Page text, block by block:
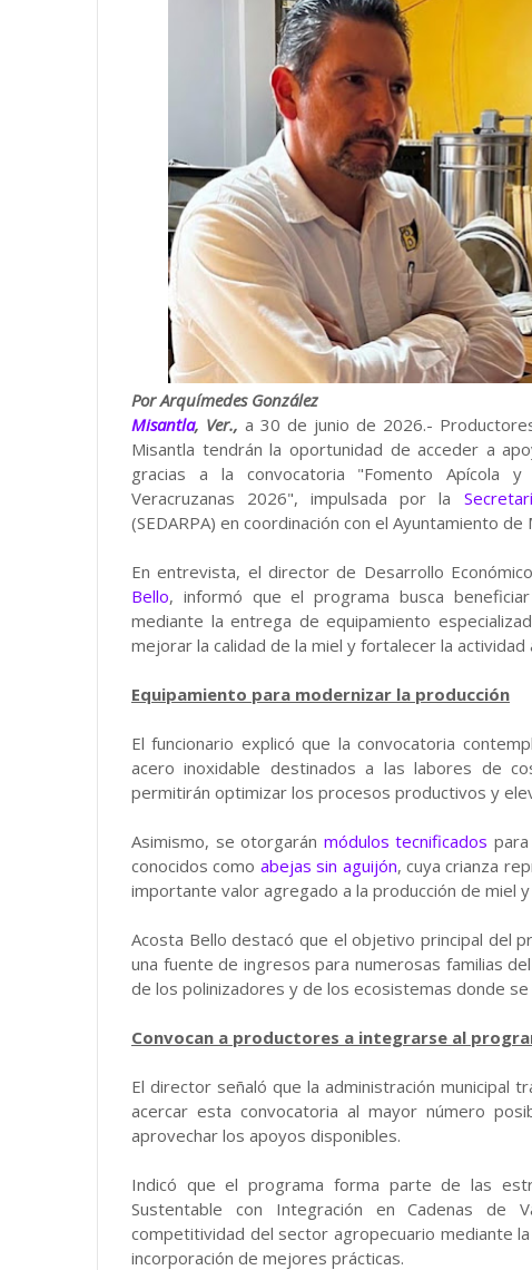
Por Arquímedes González
Misantla, Ver., a 30 de junio de 2026.-
Misantla tendrán la oportunidad de acceder a
gracias a la convocatoria "Fomento Apícola
Veracruzanas 2026", impulsada por la
(SEDARPA) en coordinación con el Ayuntamiento de
En entrevista, el director de Desarrollo
Bello, informó que el programa busca
mediante la entrega de equipamiento
mejorar la calidad de la miel y fortalecer la actividad
Equipamiento para modernizar la producción
El funcionario explicó que la convocatoria
acero inoxidable destinados a las labores de
permitirán optimizar los procesos productivos y
Asimismo, se otorgarán módulos tecnificados
conocidos como abejas sin aguijón, cuya crianza
importante valor agregado a la producción de miel
Acosta Bello destacó que el objetivo principal del
una fuente de ingresos para numerosas familias
de los polinizadores y de los ecosistemas donde se
Convocan a productores a integrarse al
El director señaló que la administración municipal
acercar esta convocatoria al mayor número
aprovechar los apoyos disponibles.
Indicó que el programa forma parte de las
Sustentable con Integración en Cadenas de
competitividad del sector agropecuario mediante
incorporación de mejores prácticas.